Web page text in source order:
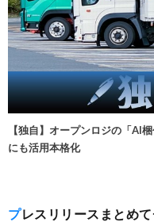
【独自】オープンロジの「AI
にも活用本格化
プレスリリースまとめ